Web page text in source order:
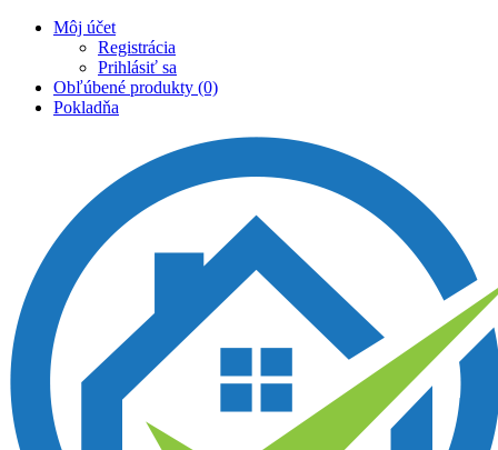
Môj účet
Registrácia
Prihlásiť sa
Obľúbené produkty (0)
Pokladňa